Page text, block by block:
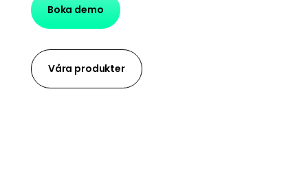
Boka demo
Våra produkter